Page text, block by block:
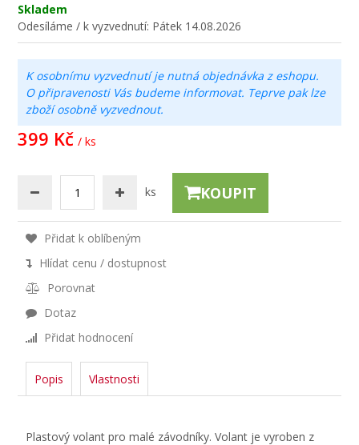
Skladem
Odesíláme / k vyzvednutí: Pátek 14.08.2026
K osobnímu vyzvednutí je nutná objednávka z eshopu.
O připravenosti Vás budeme informovat. Teprve pak lze
zboží osobně vyzvednout.
399 Kč / ks
ks KOUPIT
Přidat k oblíbeným
Hlídat cenu / dostupnost
Porovnat
Dotaz
Přidat hodnocení
Popis Vlastnosti
Plastový volant pro malé závodníky. Volant je vyroben z